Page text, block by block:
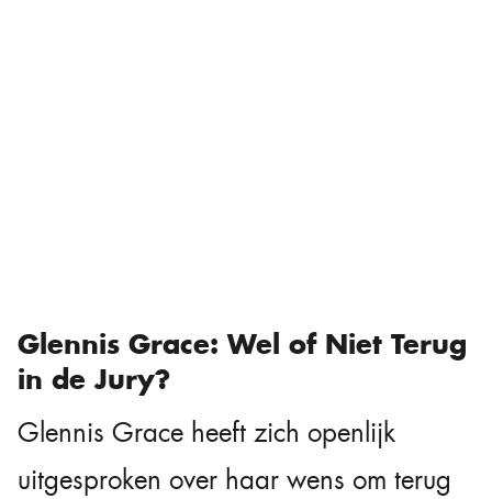
Glennis Grace: Wel of Niet Terug
in de Jury?
Glennis Grace heeft zich openlijk
uitgesproken over haar wens om terug